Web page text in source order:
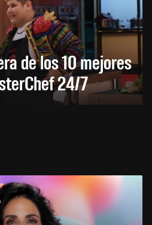
de los 10 mejores
24/7